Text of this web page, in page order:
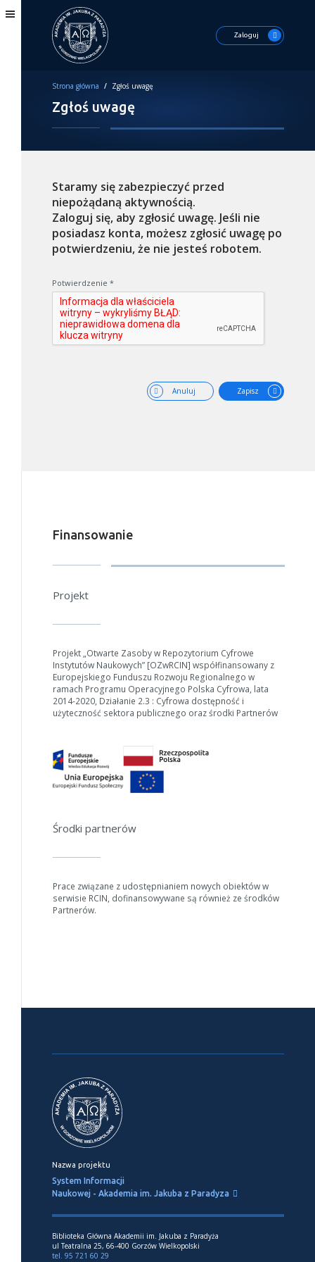
W zależności od ilości danych do przetworzenia generowanie pliku
Anuluj
Zaloguj
Strona główna / Zgłoś uwagę
Zgłoś uwagę
Staramy się zabezpieczyć przed
niepożądaną aktywnością.
Zaloguj się, aby zgłosić uwagę. Jeśli nie
posiadasz konta, możesz zgłosić uwagę po
potwierdzeniu, że nie jesteś robotem.
Potwierdzenie *
Zapisz
Anuluj
Finansowanie
Projekt
Projekt „Otwarte Zasoby w Repozytorium Cyfrowe
Instytutów Naukowych” [OZwRCIN] współfinansowany z
Europejskiego Funduszu Rozwoju Regionalnego w
ramach Programu Operacyjnego Polska Cyfrowa, lata
2014-2020, Działanie 2.3 : Cyfrowa dostępność i
użyteczność sektora publicznego oraz środki Partnerów
Środki partnerów
Prace związane z udostępnianiem nowych obiektów w
serwisie RCIN, dofinansowywane są również ze środków
Partnerów.
Nazwa projektu
System Informacji
Naukowej - Akademia im. Jakuba z Paradyza
Biblioteka Główna Akademii im. Jakuba z Paradyża
ul Teatralna 25, 66-400 Gorzów Wielkopolski
tel. 95 721 60 29